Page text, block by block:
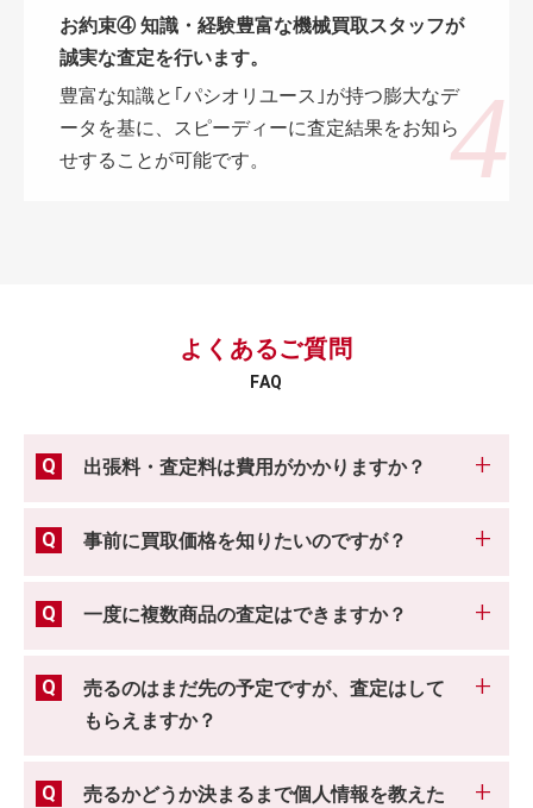
お約束④ 知識・経験豊富な機械買取スタッフが
誠実な査定を行います。
豊富な知識と｢パシオリユース｣が持つ膨大なデ
ータを基に、スピーディーに査定結果をお知ら
せすることが可能です。
よくあるご質問
FAQ
出張料・査定料は費用がかかりますか？
事前に買取価格を知りたいのですが？
一度に複数商品の査定はできますか？
売るのはまだ先の予定ですが、査定はして
もらえますか？
売るかどうか決まるまで個人情報を教えた